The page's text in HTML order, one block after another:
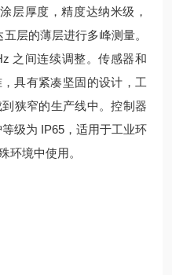
层厚度，精度达纳米级，
层的薄层进行多峰测量。
之间连续调整。传感器和
具有紧凑坚固的设计，工
狭窄的生产线中。控制器
级为 IP65，适用于工业环
环境中使用。